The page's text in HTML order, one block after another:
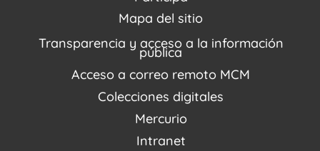
Agenda / Programación
Recorridos Virtuales
Repositorio (MUSEO / CASA / MEMORIA)
Narrativas del conflicto
Proyectos
Enlaces de memorias
Fondo Editorial
Estímulos
Mapa del sitio
Transparencia y acceso a la información
pública
Acceso a correo remoto MCM
Colecciones digitales
Mercurio
Intranet